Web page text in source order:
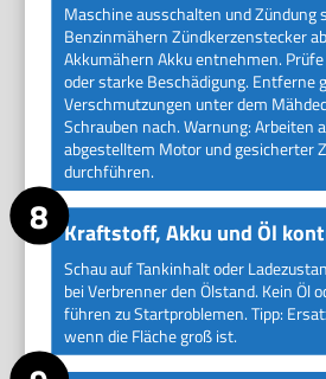
Maschine ausschalten und Zündung
Benzinmähern Zündkerzenstecker
Akkumähern Akku entnehmen.
oder starke Beschädigung. Entferne
Verschmutzungen unter dem
Schrauben nach. Warnung: Arbeiten
abgestelltem Motor und gesicherter
durchführen.
Kraftstoff, Akku und Öl
Schau auf Tankinhalt oder
bei Verbrenner den Ölstand. Kein Öl
führen zu Startproblemen. Tipp:
wenn die Fläche groß ist.